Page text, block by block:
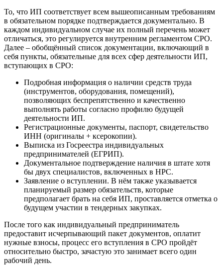
То, что ИП соответствует всем вышеописанным требованиям
в обязательном порядке подтверждается документально. В
каждом индивидуальном случае их полный перечень может
отличаться, это регулируется внутренним регламентом СРО.
Далее – обобщённый список документации, включающий в
себя пункты, обязательные для всех сфер деятельности ИП,
вступающих в СРО:
Подробная информация о наличии средств труда
(инструментов, оборудования, помещений),
позволяющих беспрепятственно и качественно
выполнять работы согласно профилю будущей
деятельности ИП.
Регистрационные документы, паспорт, свидетельство
ИНН (оригиналы + ксерокопии).
Выписка из Госреестра индивидуальных
предпринимателей (ЕГРИП).
Документальное подтверждение наличия в штате хотя
бы двух специалистов, включенных в НРС.
Заявление о вступлении. В нём также указывается
планируемый размер обязательств, которые
предполагает брать на себя ИП, проставляется отметка о
будущем участии в тендерных закупках.
После того как индивидуальный предприниматель
предоставит исчерпывающий пакет документов, оплатит
нужные взносы, процесс его вступления в СРО пройдёт
относительно быстро, зачастую это занимает всего один
рабочий день.